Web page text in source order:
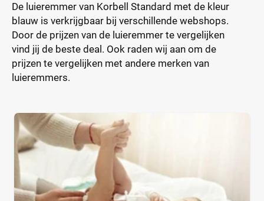
De luieremmer van Korbell Standard met de kleur
blauw is verkrijgbaar bij verschillende webshops.
Door de prijzen van de luieremmer te vergelijken
vind jij de beste deal. Ook raden wij aan om de
prijzen te vergelijken met andere merken van
luieremmers.